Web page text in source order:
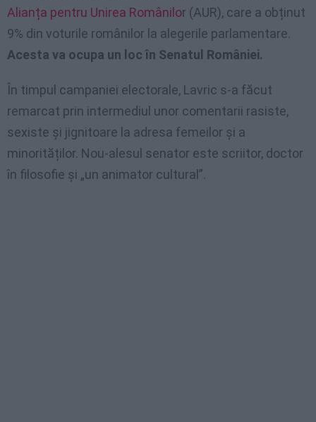
Alianța pentru Unirea Românilor (AUR), care a obținut
9% din voturile românilor la alegerile parlamentare.
Acesta va ocupa un loc în Senatul României.
În timpul campaniei electorale, Lavric s-a făcut
remarcat prin intermediul unor comentarii rasiste,
sexiste și jignitoare la adresa femeilor și a
minorităților. Nou-alesul senator este scriitor, doctor
în filosofie și „un animator cultural”.